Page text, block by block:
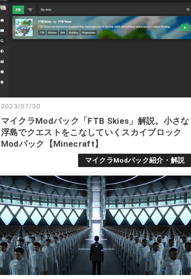
2023/07/30
マイクラModパック「FTB Skies」解説。小さな
浮島でクエストをこなしていくスカイブロック
Modパック【Minecraft】
マイクラModパック紹介・解説